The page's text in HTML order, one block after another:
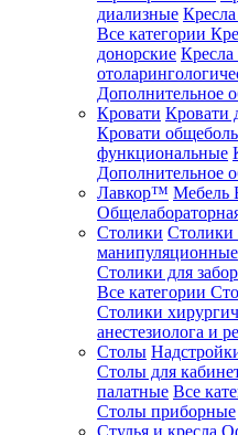
диализные
Все категории
донорские Кресла
Дополнительное
Кровати Кровати
Кровати
функциональные
Дополнительное
Лавкор™ Мебель
Столики Столики
манипуляционные
Столики для
Все категории
Столики
анестезиолога и
Столы
Столы для
палатные Все
Столы приборные
Стулья и кресла